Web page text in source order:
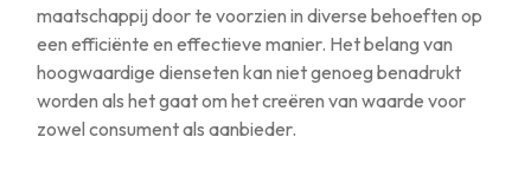
maatschappij door te voorzien in diverse behoeften op
een efficiënte en effectieve manier. Het belang van
hoogwaardige dienseten kan niet genoeg benadrukt
worden als het gaat om het creëren van waarde voor
zowel consument als aanbieder.